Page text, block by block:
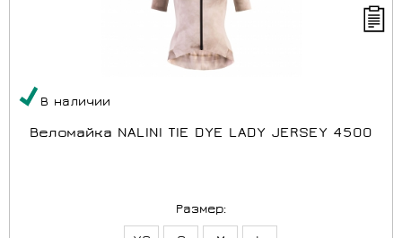
В наличии
Веломайка NALINI TIE DYE LADY JERSEY 4500
Размер: